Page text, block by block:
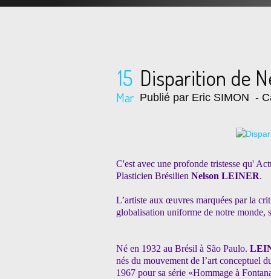
15
Mar
Disparition de
Publié par Eric SIMON -
C'est avec une profonde tristesse qu'
Plasticien Brésilien Nelson LEINER.
L’artiste aux œuvres marquées par la
globalisation uniforme de notre monde,
Né en 1932 au Brésil à São Paulo.
nés du mouvement de l’art conceptuel
1967 pour sa série «Hommage à